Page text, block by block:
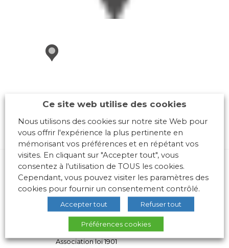
10 place des Archives – Bât G –
69288 LYON Cedex 02
Association loi 1901
Ce site web utilise des cookies
Nous utilisons des cookies sur notre site Web pour
vous offrir l'expérience la plus pertinente en
mémorisant vos préférences et en répétant vos
visites. En cliquant sur "Accepter tout", vous
consentez à l'utilisation de TOUS les cookies.
Cependant, vous pouvez visiter les paramètres des
cookies pour fournir un consentement contrôlé.
Accepter tout Refuser tout
Préférences cookies